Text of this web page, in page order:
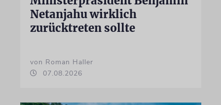
Netanjahu wirklich
zurücktreten sollte
von Roman Haller
07.08.2026